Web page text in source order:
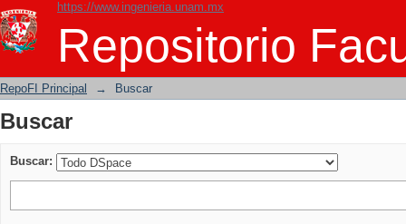
https://www.ingenieria.unam.mx
Repositorio
Buscar
RepoFI Principal → Buscar
Buscar
Buscar: